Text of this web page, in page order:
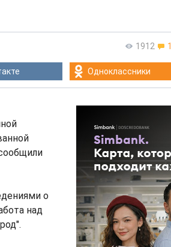
1912 1
Одноклассники
о
над